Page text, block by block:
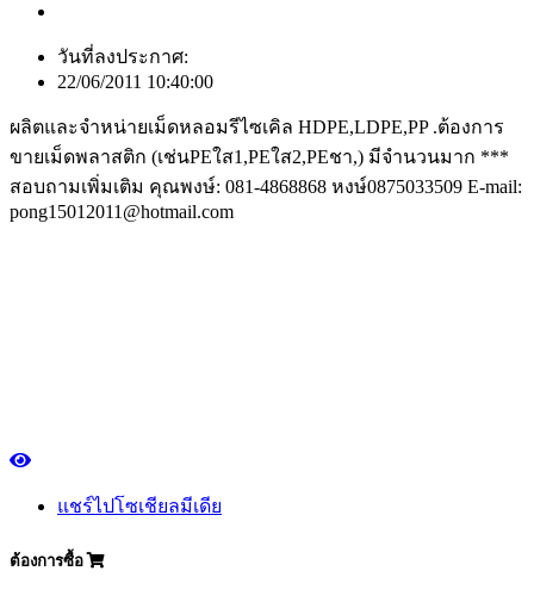
วันที่ลงประกาศ:
22/06/2011 10:40:00
ผลิตและจำหน่ายเม็ดหลอมรีไซเคิล HDPE,LDPE,PP .ต้องการ
ขายเม็ดพลาสติก (เช่นPEใส1,PEใส2,PEชา,) มีจำนวนมาก ***
สอบถามเพิ่มเติม คุณพงษ์: 081-4868868 หงษ์0875033509 E-mail:
pong15012011@hotmail.com
แชร์ไปโซเชียลมีเดีย
ต้องการซื้อ